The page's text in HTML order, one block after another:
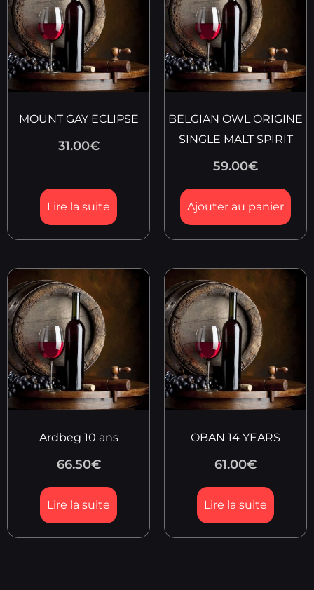
MOUNT GAY ECLIPSE
31.00€
Lire la suite
BELGIAN OWL ORIGINE
SINGLE MALT SPIRIT
59.00€
Ajouter au panier
Ardbeg 10 ans
66.50€
Lire la suite
OBAN 14 YEARS
61.00€
Lire la suite